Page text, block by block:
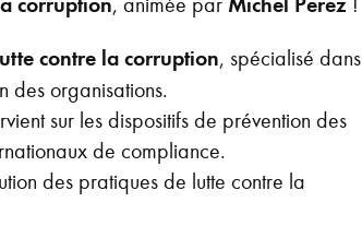
contre la corruption, spécialisé dans
des organisations.
sur les dispositifs de prévention des
de compliance.
des pratiques de lutte contre la